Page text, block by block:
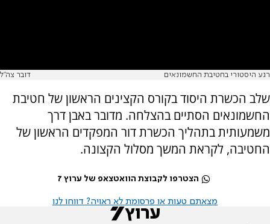
רגע היסטורי בחטיבת החשמונאים דובר צה"ל
שלב הכשרת היסוד בקורס הקצינים הראשון של חטיבת
החשמונאים הסתיים בהצלחה. מדובר באבן דרך
משמעותית בתהליך הכשרת דור המפקדים הראשון של
החטיבה, לקראת המשך מסלול הקצונה.
הצטרפו לקבוצת הוואטצאפ של ערוץ 7
מצאתם טעות או פרסומת לא ראויה? דווחו לנו